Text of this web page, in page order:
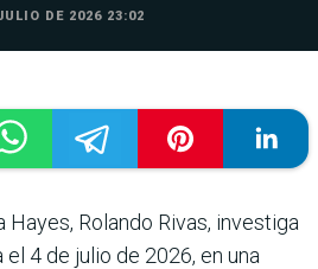
DE 2026 23:02
Hayes, Rolando Rivas, investiga
4 de julio de 2026, en una